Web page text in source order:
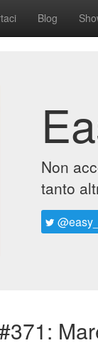
Blog
Non
tanto